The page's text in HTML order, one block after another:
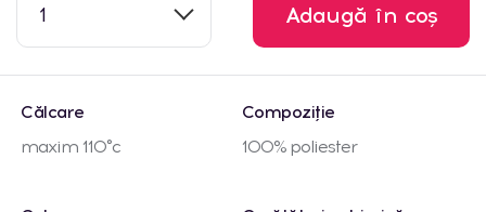
1 Adaugă în coș
Călcare
maxim 110°c
Compoziție
100% poliester